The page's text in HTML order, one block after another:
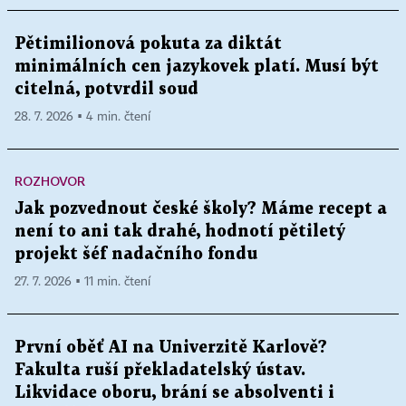
Pětimilionová pokuta za diktát
minimálních cen jazykovek platí. Musí být
citelná, potvrdil soud
28. 7. 2026 ▪ 4 min. čtení
ROZHOVOR
Jak pozvednout české školy? Máme recept a
není to ani tak drahé, hodnotí pětiletý
projekt šéf nadačního fondu
27. 7. 2026 ▪ 11 min. čtení
První oběť AI na Univerzitě Karlově?
Fakulta ruší překladatelský ústav.
Likvidace oboru, brání se absolventi i